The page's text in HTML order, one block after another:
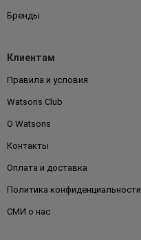
Бренды
Клиентам
Правила и условия
Watsons Club
О Watsons
Контакты
Оплата и доставка
Политика конфиденциальности
СМИ о нас